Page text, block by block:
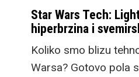
Star Wars Tech:
hiperbrzina i
Koliko smo blizu
Warsa? Gotovo pola